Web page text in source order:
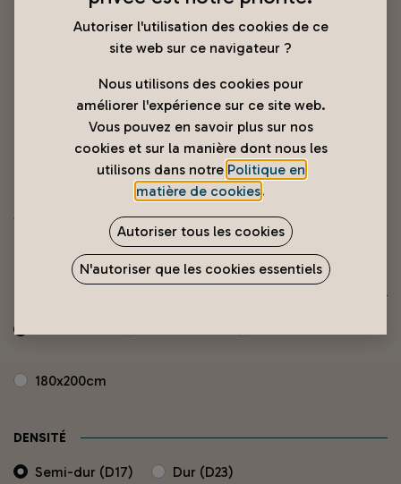
Matelas 2 places à ramage
XPF
180x200cm
DENSITÉ
Semi-dur (D17) Dur (D23)
Autoriser l'utilisation des cookies de ce
site web sur ce navigateur ?
Nous utilisons des cookies pour
améliorer l'expérience sur ce site web.
Vous pouvez en savoir plus sur nos
cookies et sur la manière dont nous les
utilisons dans notre Politique en
matière de cookies.
Autoriser tous les cookies
N'autoriser que les cookies essentiels